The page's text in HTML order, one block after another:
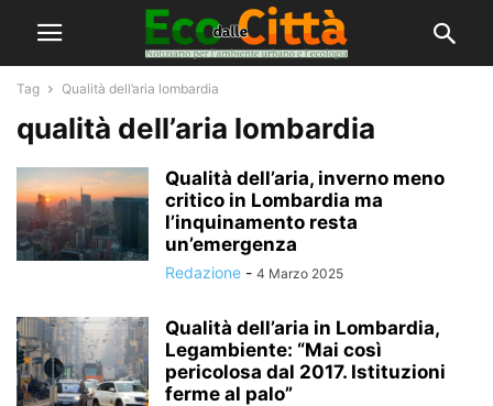
Tag Qualità dell’aria lombardia
qualità dell’aria lombardia
Qualità dell’aria, inverno meno
critico in Lombardia ma
l’inquinamento resta
un’emergenza
Redazione - 4 Marzo 2025
Qualità dell’aria in Lombardia,
Legambiente: “Mai così
pericolosa dal 2017. Istituzioni
ferme al palo”